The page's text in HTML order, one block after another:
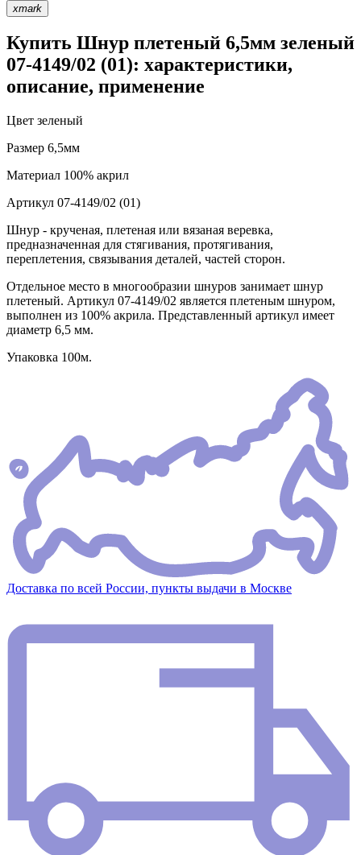
xmark
Купить Шнур плетеный 6,5мм зеленый
07-4149/02 (01): характеристики,
описание, применение
Цвет зеленый
Размер 6,5мм
Материал 100% акрил
Артикул 07-4149/02 (01)
Шнур - крученая, плетеная или вязаная веревка,
предназначенная для стягивания, протягивания,
переплетения, связывания деталей, частей сторон.
Отдельное место в многообразии шнуров занимает шнур
плетеный. Артикул 07-4149/02 является плетеным шнуром,
выполнен из 100% акрила. Представленный артикул имеет
диаметр 6,5 мм.
Упаковка 100м.
Доставка по всей России, пункты выдачи в Москве